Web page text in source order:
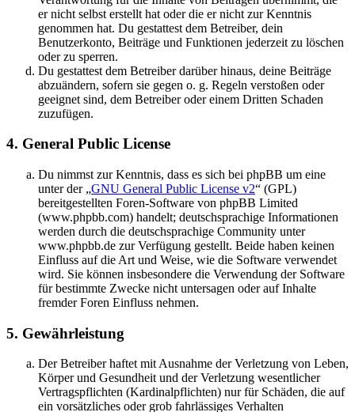
er nicht selbst erstellt hat oder die er nicht zur Kenntnis
genommen hat. Du gestattest dem Betreiber, dein
Benutzerkonto, Beiträge und Funktionen jederzeit zu löschen
oder zu sperren.
Du gestattest dem Betreiber darüber hinaus, deine Beiträge
abzuändern, sofern sie gegen o. g. Regeln verstoßen oder
geeignet sind, dem Betreiber oder einem Dritten Schaden
zuzufügen.
4. General Public License
Du nimmst zur Kenntnis, dass es sich bei phpBB um eine
unter der „GNU General Public License v2“ (GPL)
bereitgestellten Foren-Software von phpBB Limited
(www.phpbb.com) handelt; deutschsprachige Informationen
werden durch die deutschsprachige Community unter
www.phpbb.de zur Verfügung gestellt. Beide haben keinen
Einfluss auf die Art und Weise, wie die Software verwendet
wird. Sie können insbesondere die Verwendung der Software
für bestimmte Zwecke nicht untersagen oder auf Inhalte
fremder Foren Einfluss nehmen.
5. Gewährleistung
Der Betreiber haftet mit Ausnahme der Verletzung von Leben,
Körper und Gesundheit und der Verletzung wesentlicher
Vertragspflichten (Kardinalpflichten) nur für Schäden, die auf
ein vorsätzliches oder grob fahrlässiges Verhalten